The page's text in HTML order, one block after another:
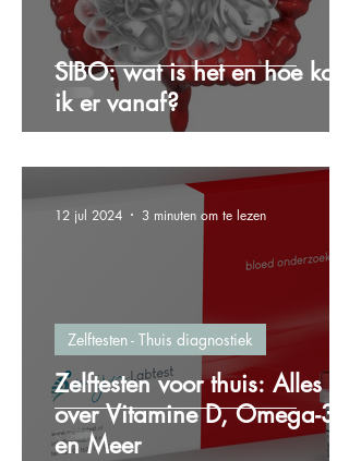
SIBO: wat is het en hoe kom
ik er vanaf?
Zelftesten voor thuis: Alles
over Vitamine D, Omega-3
en Meer
Zelftesten - Thuis diagnostiek
12 jul 2024 3 minuten om te lezen